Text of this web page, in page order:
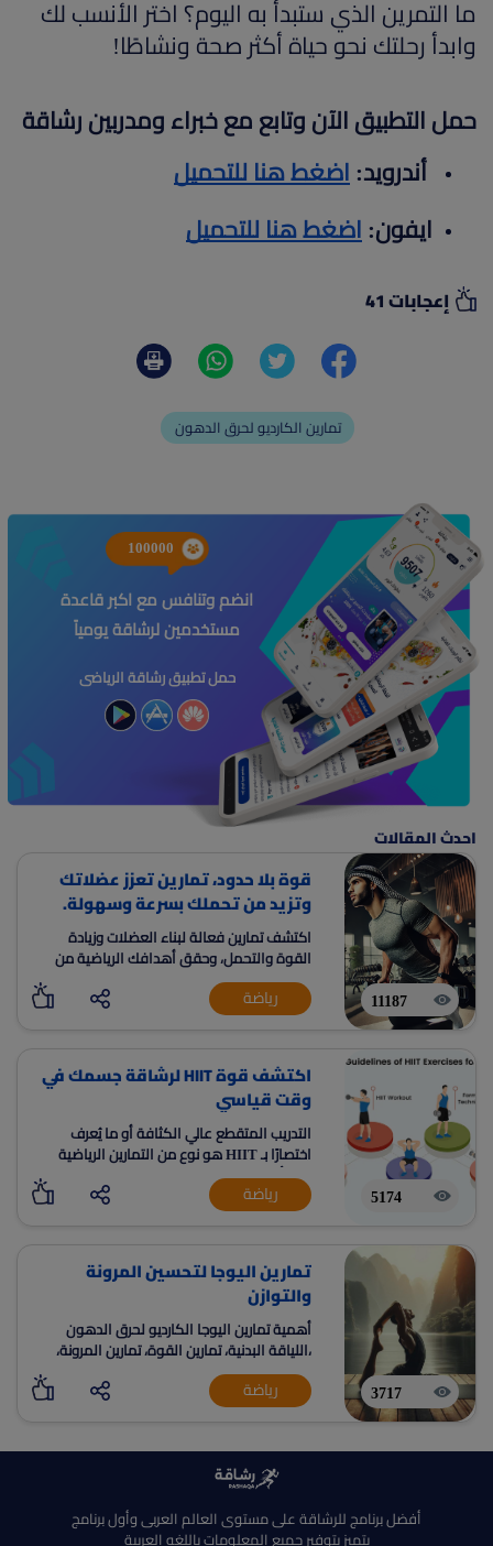
ما التمرين الذي ستبدأ به اليوم؟ اختر الأنسب لك
وابدأ رحلتك نحو حياة أكثر صحة ونشاطًا!
حمل التطبيق الآن وتابع مع خبراء ومدربين رشاقة
أندرويد: اضغط هنا للتحميل
ايفون: اضغط هنا للتحميل
إعجابات 41
تمارين الكارديو لحرق الدهون
100000
انضم وتنافس مع اكبر قاعدة
مستخدمين لرشاقة يومياً
حمل تطبيق رشاقة الرياضى
احدث المقالات
11187
قوة بلا حدود، تمارين تعزز عضلاتك
وتزيد من تحملك بسرعة وسهولة.
اكتشف تمارين فعالة لبناء العضلات وزيادة
القوة والتحمل، وحقق أهدافك الرياضية من
المنزل.
رياضة
5174
اكتشف قوة HIIT لرشاقة جسمك في
وقت قياسي
التدريب المتقطع عالي الكثافة أو ما يُعرف
اختصارًا بـ HIIT هو نوع من التمارين الرياضية
التي أصبحت شائعة في السنوات الأخيرة نظرًا
لقدرتها على تعزيز اللياقة البدنية بشكل سريع
وفعال.
رياضة
3717
تمارين اليوجا لتحسين المرونة
والتوازن
أهمية تمارين اليوجا الكارديو لحرق الدهون
،اللياقة البدنية، تمارين القوة، تمارين المرونة،
التوازن، التمدد، اليوغا، رفع الأثقال، الإصابات،
التعافي، هشاشة العظام، بناء العضلات، زيادة
رياضة
أفضل برنامج للرشاقة على مستوى العالم العربى وأول برنامج
يتميز بتوفير جميع المعلومات باللغه العربية